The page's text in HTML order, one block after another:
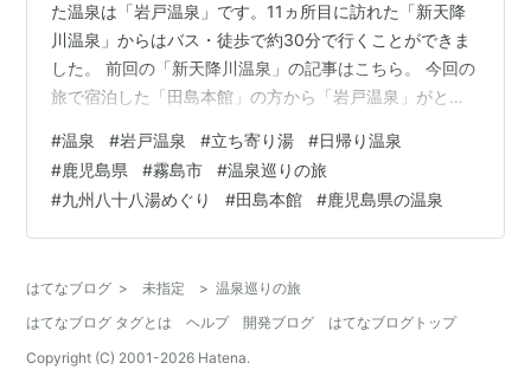
た温泉は「岩戸温泉」です。11ヵ所目に訪れた「新天降
川温泉」からはバス・徒歩で約30分で行くことができま
した。 前回の「新天降川温泉」の記事はこちら。 今回の
旅で宿泊した「田島本館」の方から「岩戸温泉」がとて
たが、急遽、訪れることにしました。 「岩戸温泉」は立
ち寄り湯だけでなく、宿泊（素泊まり）も出来る温泉施
設で、「九州八十八湯めぐり～九州温泉道～」の対象施
設です。 受付棟に入り、受付横にある券売機で入浴券を
で、一旦、外に出て向かいます。 …
#温泉 #岩戸温泉 #立ち寄り湯 #日帰り温泉
#鹿児島県 #霧島市 #温泉巡りの旅
#九州八十八湯めぐり #田島本館 #鹿児島県の温泉
はてなブログ > 未指定 > 温泉巡りの旅
はてなブログ タグとは
ヘルプ 開発ブログ
はてなブログトップ
Copyright (C) 2001-2026 Hatena.